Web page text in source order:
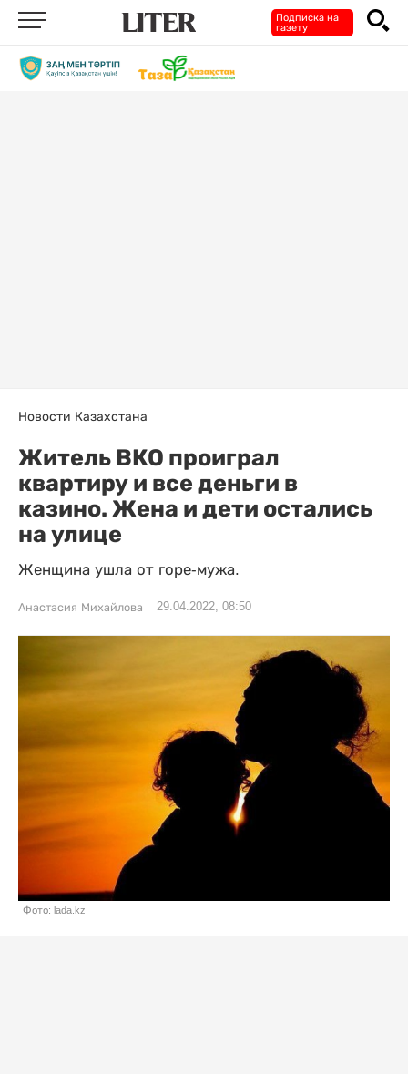
Подписка на
газету
Новости Казахстана
Житель ВКО проиграл
квартиру и все деньги в
казино. Жена и дети остались
на улице
Женщина ушла от горе-мужа.
Анастасия Михайлова 29.04.2022, 08:50
Фото: lada.kz